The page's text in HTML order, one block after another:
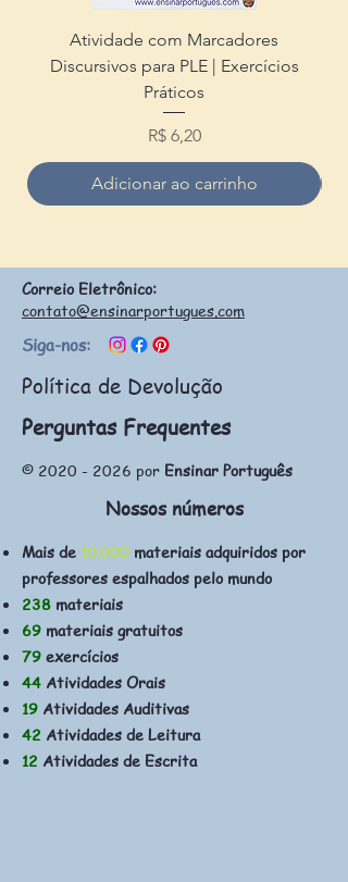
Atividade com Marcadores
Discursivos para PLE | Exercícios
Práticos
Preço
R$ 6,20
Adicionar ao carrinho
Correio Eletrônico:
contato@ensinarportugues.com
Siga-nos:
Política de Devolução
Perguntas Frequentes
© 2020 - 2026 por Ensinar Português
Nossos números
Mais de 10.000 materiais adquiridos por
professores espalhados pelo mundo
238 materiais
69 materiais gratuitos
79 exercícios
44 Atividades Orais
19 Atividades Auditivas
42 Atividades de Leitura
12 Atividades de Escrita